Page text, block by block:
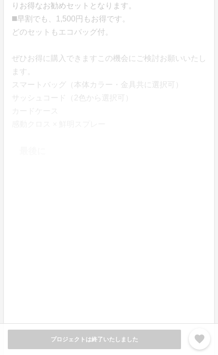
プロジェクトは終了いたしました favorite
りお得なお勧めセットとなります。
◼️早割でも、1,500円もお得です。
どのセットもエコバッグ付。
ぜひお得に購入できますこの機会にご検討お願いいたし
ます。
スマートバッグ（本体カラー・金具共に選択可）
サッシュコード（2色から選択可）